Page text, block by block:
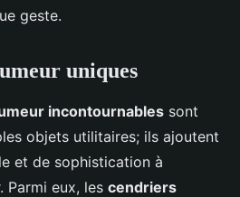
geste.
uniques
incontournables sont
objets utilitaires; ils ajoutent
et de sophistication à
Parmi eux, les cendriers